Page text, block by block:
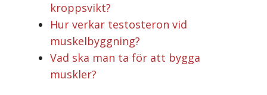
kroppsvikt?
Hur verkar testosteron vid
muskelbyggning?
Vad ska man ta för att bygga
muskler?